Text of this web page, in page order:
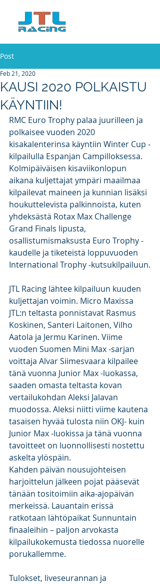
Post
KAUSI 2020 POLKAISTU
KÄYNTIIN!
Feb 21, 2020
RMC Euro Trophy palaa juurilleen ja
polkaisee vuoden 2020
kisakalenterinsa käyntiin Winter Cup -
kilpailulla Espanjan Campilloksessa.
Kolmipäiväisen kisaviikonlopun
aikana kuljettajat ympäri maailmaa
kilpailevat maineen ja kunnian lisäksi
houkuttelevista palkinnoista, kuten
yhdeksästä Rotax Max Challenge
Grand Finals lipusta,
osallistumismaksusta Euro Trophy -
kaudelle ja tiketeistä loppuvuoden
International Trophy -kutsukilpailuun.
JTL Racing lähtee kilpailuun kuuden
kuljettajan voimin. Micro Maxissa
JTL:n teltasta ponnistavat Rasmus
Koskinen, Santeri Laitonen, Vilho
Aatola ja Jermu Karinen. Viime
vuoden Suomen Mini Max -sarjan
voittaja Alvar Siimesvaara kilpailee
tänä vuonna Junior Max -luokassa,
saaden omasta teltasta kovan
vertailukohdan Aleksi Jalavan
muodossa. Aleksi niitti viime kautena
tasaisen hyvää tulosta niin OKJ- kuin
Junior Max -luokissa ja tänä vuonna
tavoitteet on luonnollisesti nostettu
askelta ylöspäin.
Kahden päivän nousujohteisen
harjoittelun jälkeen pojat pääsevät
tänään tositoimiin aika-ajopäivän
merkeissä. Lauantain erissä
ratkotaan lähtöpaikat Sunnuntain
finaaleihin – paljon arvokasta
kilpailukokemusta tiedossa nuorelle
porukallemme.
Tulokset, liveseurannan ja